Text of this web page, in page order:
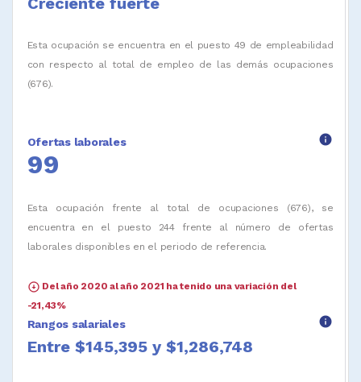
Esta ocupación se encuentra en el puesto 49 de empleabilidad
con respecto al total de empleo de las demás ocupaciones
(676).
Ofertas laborales info
99
Esta ocupación frente al total de ocupaciones (676), se
encuentra en el puesto 244 frente al número de ofertas
laborales disponibles en el periodo de referencia.
arrow_circle_down Del año 2020 al año 2021 ha tenido una variación del
-21,43%
Rangos salariales info
Entre $145,395 y $1,286,748